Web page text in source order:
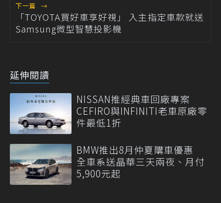
下一篇 →
「TOYOTA買好車享好視」 入主指定車款就送
Samsung微型智慧投影機
延伸閱讀
NISSAN推經典車回廠專案
CEFIRO與INFINITI老車原廠零
件最低1折
BMW推出8月仲夏購車優惠
全車系送晶華三天兩夜、月付
5,900元起